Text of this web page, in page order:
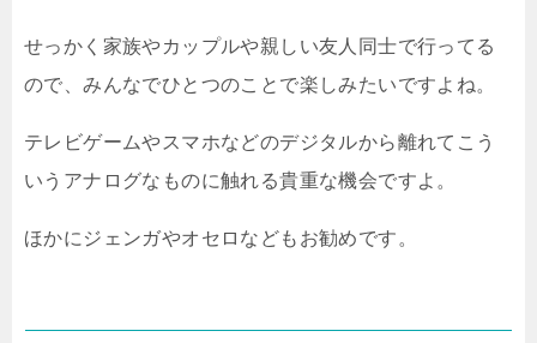
せっかく家族やカップルや親しい友人同士で行ってる
ので、みんなでひとつのことで楽しみたいですよね。
テレビゲームやスマホなどのデジタルから離れてこう
いうアナログなものに触れる貴重な機会ですよ。
ほかにジェンガやオセロなどもお勧めです。